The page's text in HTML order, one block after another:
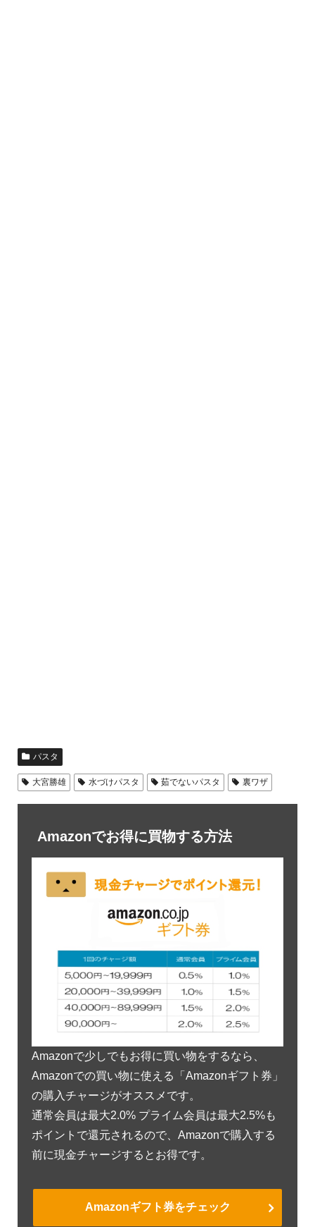
パスタ
大宮勝雄 水づけパスタ 茹でないパスタ 裏ワザ
Amazonでお得に買物する方法
Amazonで少しでもお得に買い物をするなら、
Amazonでの買い物に使える「Amazonギフト券」
の購入チャージがオススメです。
通常会員は最大2.0% プライム会員は最大2.5%も
ポイントで還元されるので、Amazonで購入する
前に現金チャージするとお得です。
Amazonギフト券をチェック